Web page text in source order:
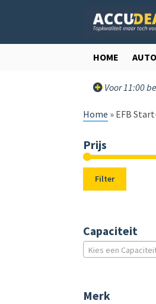
door
direct
HOME AUTO
Voor 11:00
Home » EFB
Prijs
Filter
Capaciteit
Kies een
Merk